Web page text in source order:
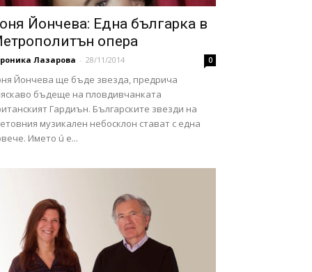
Йончева: Една българка в
опера
Лазарова - 28/11/2014 0
Йончева ще бъде звезда, предрича
бъдеще на пловдивчанката
Гардиън. Българските звезди на
музикален небосклон стават с една
Името ú е...